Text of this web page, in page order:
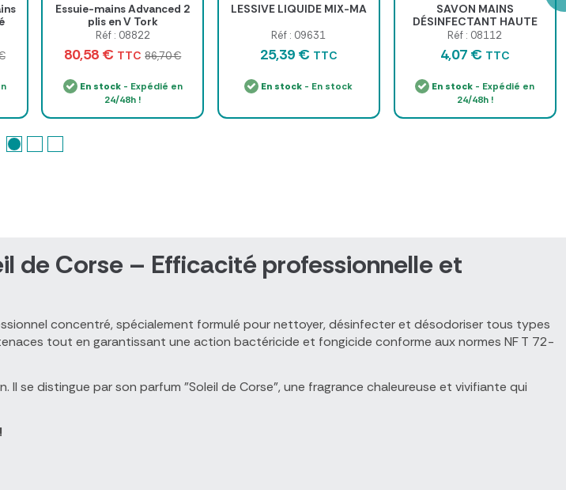
Essuie-mains Advanced 2
plis en V Tork
Réf : 08822
80,58 € TTC 86,70 €
En stock- Expédié en
24/48h !
LESSIVE LIQUIDE MIX-MA
Réf : 09631
25,39 € TTC
En stock - En stock
SAVON MAINS
DÉSINFECTANT HAUTE
FRÉQUENCE PH NEUTRE
IDOS - flacon pompe 500
ml
Réf : 08112
4,07 € TTC
En stock - Expédié en
24/48h !
de Corse – Efficacité professionnelle et
concentré, spécialement formulé pour nettoyer, désinfecter et désodoriser tous types
tout en garantissant une action bactéricide et fongicide conforme aux normes NF T 72-
se distingue par son parfum "Soleil de Corse", une fragrance chaleureuse et vivifiante qui